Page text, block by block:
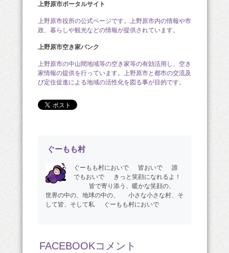
上野原市ポータルサイト
上野原市役所の公式ページです。上野原市内の情報や市
政、暮らしや観光などの情報が提供されています。
上野原市空き家バンク
上野原市の中山間地域等の空き家等の有効活用し、空き
家情報の提供を行っています。上野原市と都市の交流及
び定住促進による地域の活性化を図る事が目的です。
ぐーもも村
ぐーもも村においで 皆おいで 誰
でもおいで きっと笑顔になれるよ！
皆で寄り添う、暖かな笑顔の、
世界の中の、地球の中の、 小さな小さな村、そ
して皆、そして私 ぐーもも村においで
FACEBOOKコメント